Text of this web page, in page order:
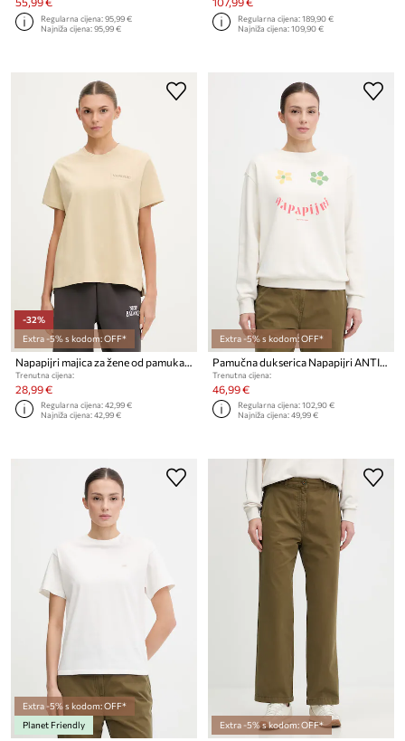
Regularna cijena:95,99 €
Najniža cijena:95,99 €
Regularna cijena:189,90 €
Najniža cijena:109,90 €
-32%
Extra -5% s kodom: OFF*
Napapijri majica za žene od pamuka CLARAO
Trenutna cijena:
28,99 €
Regularna cijena:42,99 €
Najniža cijena:42,99 €
Extra -5% s kodom: OFF*
Pamučna dukserica Napapijri ANTIMONY
Trenutna cijena:
46,99 €
Regularna cijena:102,90 €
Najniža cijena:49,99 €
Extra -5% s kodom: OFF*
Planet Friendly
Extra -5% s kodom: OFF*